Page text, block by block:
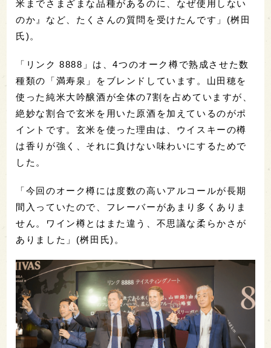
米までさまざまな品種があるのに、なぜ使用しない
のか』など、たくさんの質問を受けたんです」(桝田
氏)。
「リンク 8888」は、4つのオーク樽で熟成させた数
種類の「満寿泉」をブレンドしています。山田穂を
使った純米大吟醸酒が全体の7割を占めていますが、
絶妙な割合で玄米を用いた原酒を加えているのがポ
イントです。玄米を使った理由は、ウイスキーの樽
は香りが強く、それに負けない味わいにするためで
した。
「今回のオーク樽には度数の高いアルコールが長期
間入っていたので、フレーバーがあまり多くありま
せん。ワイン樽とはまた違う、不思議な柔らかさが
ありました」(桝田氏)。